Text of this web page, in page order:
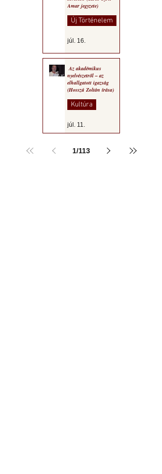
Amar jegyzete)
Új Történelem
júl. 16.
Az akadémikus
nyelvészetről – az
elhallgatott igazság
(Hosszú Zoltán írása)
Kultúra
júl. 11.
1/113